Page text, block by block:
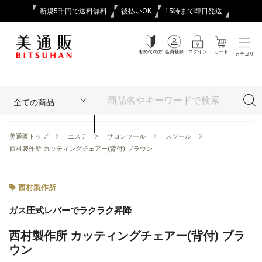
新規5千円で送料無料 後払いOK 15時まで即日発送
初めての方 会員登録 ログイン カート カテゴリ
美通販トップ エステ サロンツール
スツール
西村製作所 カッティングチェアー(背付) ブラウン
西村製作所
ガス圧式レバーでラクラク昇降
西村製作所 カッティングチェアー(背付) ブラ
ウン